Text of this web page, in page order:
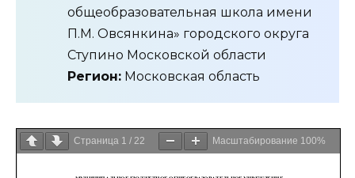
общеобразовательная школа имени
П.М. Овсянкина» городского округа
Ступино Московской области
Регион: Московская область
Страница 1 / 22 Масштабирование 100%